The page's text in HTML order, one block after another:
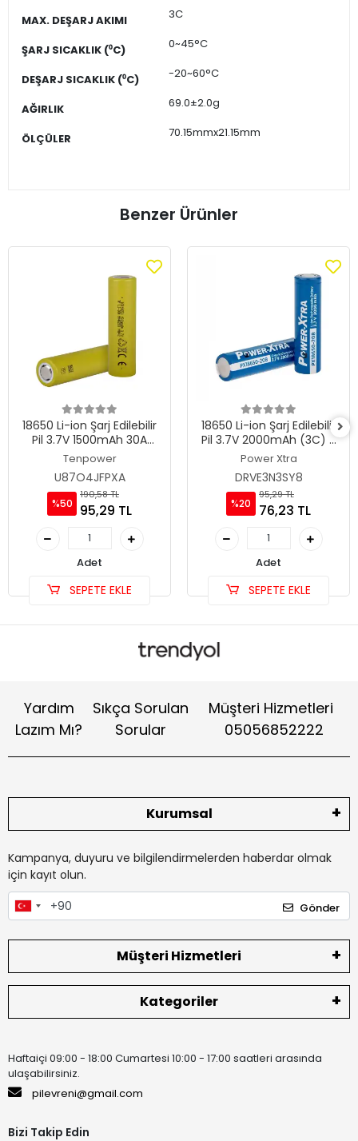
MAX. DEŞARJ AKIMI 3C
ŞARJ SICAKLIK (⁰C) 0~45°C
DEŞARJ SICAKLIK (⁰C) -20~60°C
AĞIRLIK 69.0±2.0g
ÖLÇÜLER 70.15mmx21.15mm
Benzer Ürünler
18650 Li-ion Şarj Edilebilir
Pil 3.7V 1500mAh 30A
High-Drain-20C -
Tenpower ICR18650-15SG
Tenpower
U87O4JFPXA
%50
190,58 TL
95,29 TL
Adet
SEPETE EKLE
18650 Li-ion Şarj Edilebilir
Pil 3.7V 2000mAh (3C) -
Power-Xtra PX18650-20B
Power Xtra
DRVE3N3SY8
%20
95,29 TL
76,23 TL
Adet
SEPETE EKLE
Yardım
Lazım Mı?
Sıkça Sorulan
Sorular
Müşteri Hizmetleri
05056852222
Kurumsal
Kampanya, duyuru ve bilgilendirmelerden haberdar olmak
için kayıt olun.
Gönder
Müşteri Hizmetleri
Kategoriler
Haftaiçi 09:00 - 18:00 Cumartesi 10:00 - 17:00 saatleri arasında
ulaşabilirsiniz.
pilevreni@gmail.com
Bizi Takip Edin